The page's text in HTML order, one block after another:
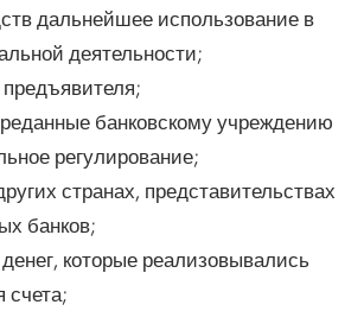
дальнейшее использование в
деятельности;
банковскому учреждению
регулирование;
странах, представительствах
банков;
которые реализовывались
счета;